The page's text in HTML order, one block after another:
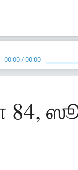
00:00 /00:00
84,